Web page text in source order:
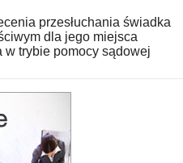
przesłuchania świadka
dla jego miejsca
w trybie pomocy sądowej